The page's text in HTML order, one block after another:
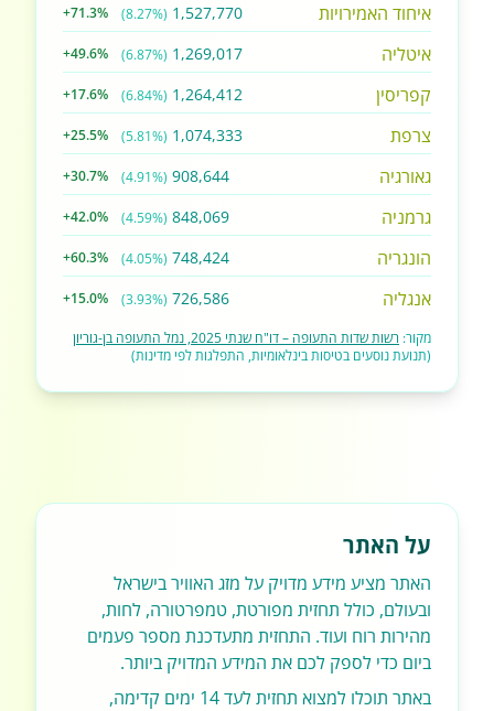
איחוד האמירויות 1,527,770
(8.27%)
+71.3%
איטליה 1,269,017
(6.87%)
+49.6%
קפריסין 1,264,412
(6.84%)
+17.6%
צרפת 1,074,333
(5.81%)
+25.5%
גאורגיה 908,644
(4.91%)
+30.7%
גרמניה 848,069
(4.59%)
+42.0%
הונגריה 748,424
(4.05%)
+60.3%
אנגליה 726,586
(3.93%)
+15.0%
מקור: רשות שדות התעופה – דו"ח שנתי 2025, נמל התעופה בן-גוריון
(תנועת נוסעים בטיסות בינלאומיות, התפלגות לפי מדינות)
על האתר
האתר מציע מידע מדויק על מזג האוויר בישראל
ובעולם, כולל תחזית מפורטת, טמפרטורה, לחות,
מהירות רוח ועוד. התחזית מתעדכנת מספר פעמים
ביום כדי לספק לכם את המידע המדויק ביותר.
באתר תוכלו למצוא תחזית לעד 14 ימים קדימה,